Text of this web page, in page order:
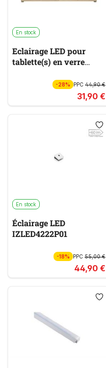
En stock
Eclairage LED pour
tablette(s) en verre
-28% PPC 44,90 €
31,90 €
En stock
Éclairage LED
IZLED4222P01
-18% PPC 55,00 €
44,90 €